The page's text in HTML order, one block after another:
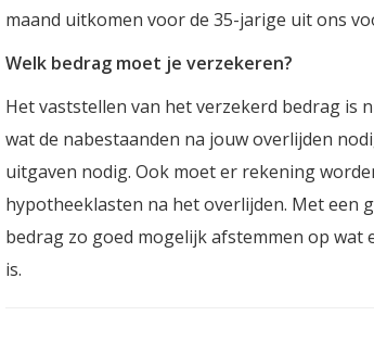
maand uitkomen voor de 35-jarige uit ons
Welk bedrag moet je verzekeren?
Het vaststellen van het verzekerd bedrag is
wat de nabestaanden na jouw overlijden
uitgaven nodig. Ook moet er rekening
hypotheeklasten na het overlijden. Met een
bedrag zo goed mogelijk afstemmen op
is.